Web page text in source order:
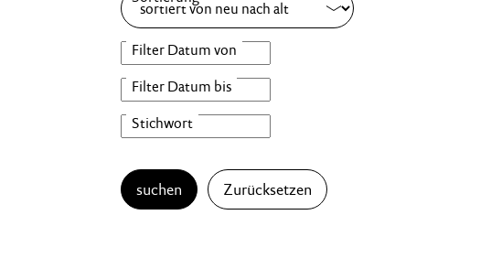
suchen Zurücksetzen